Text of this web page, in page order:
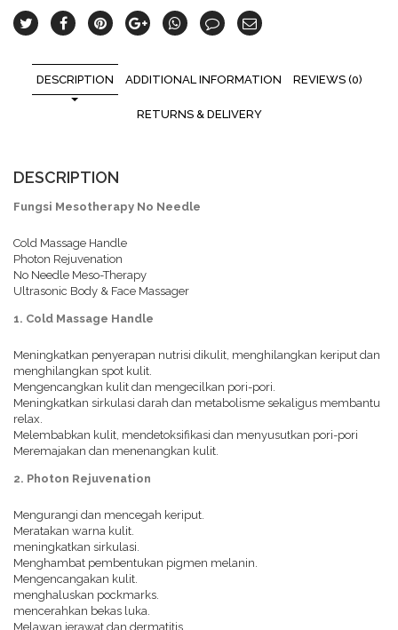
DESCRIPTION ADDITIONAL INFORMATION REVIEWS (0)
RETURNS & DELIVERY
DESCRIPTION
Fungsi Mesotherapy No Needle
Cold Massage Handle
Photon Rejuvenation
No Needle Meso-Therapy
Ultrasonic Body & Face Massager
1. Cold Massage Handle
Meningkatkan penyerapan nutrisi dikulit, menghilangkan keriput dan
menghilangkan spot kulit.
Mengencangkan kulit dan mengecilkan pori-pori.
Meningkatkan sirkulasi darah dan metabolisme sekaligus membantu
relax.
Melembabkan kulit, mendetoksifikasi dan menyusutkan pori-pori
Meremajakan dan menenangkan kulit.
2. Photon Rejuvenation
Mengurangi dan mencegah keriput.
Meratakan warna kulit.
meningkatkan sirkulasi.
Menghambat pembentukan pigmen melanin.
Mengencangakan kulit.
menghaluskan pockmarks.
mencerahkan bekas luka.
Melawan jerawat dan dermatitis.